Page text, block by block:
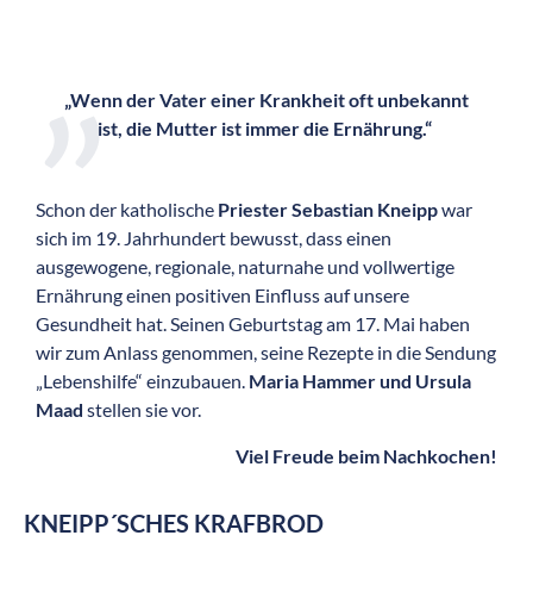
„Wenn der Vater einer Krankheit oft unbekannt
ist, die Mutter ist immer die Ernährung.“
Schon der katholische Priester Sebastian Kneippwar
sich im 19. Jahrhundert bewusst, dass einen
ausgewogene, regionale, naturnahe und vollwertige
Ernährung einen positiven Einfluss auf unsere
Gesundheit hat. Seinen Geburtstag am 17. Mai haben
wir zum Anlass genommen, seine Rezepte in die Sendung
„Lebenshilfe“ einzubauen. Maria Hammer und Ursula
Maad stellen sie vor.
Viel Freude beim Nachkochen!
KNEIPP´SCHES KRAFBROD